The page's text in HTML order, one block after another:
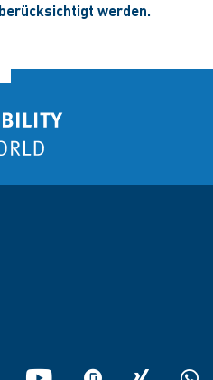
werden.